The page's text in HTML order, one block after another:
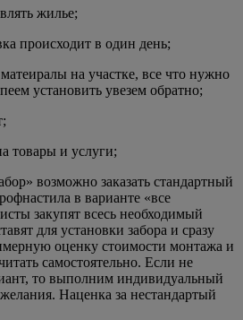
жилье;
происходит в один день;
на участке, все что нужно
установить увезем обратно;
товары и услуги;
возможно заказать стандартный
в варианте «все
закупят всесь необходимый
для установки забора и сразу
оценку стоимости монтажа и
самостоятельно. Если не
то выполним индивидуальный
Наценка за нестандартый